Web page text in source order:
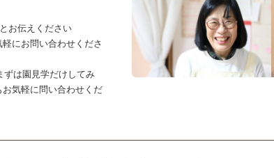
お伝えください
にお問い合わせくださ
は園見学だけしてみ
気軽に問い合わせくだ